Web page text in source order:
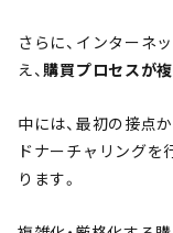
さらに、インターネ
え、購買プロセスが
中には、最初の接点
ドナーチャリングを
ります。